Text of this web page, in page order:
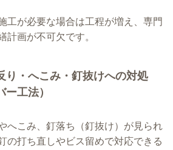
工が必要な場合は工程が増え、専門
計画が不可欠です。
り・へこみ・釘抜けへの対処
ー工法）
へこみ、釘落ち（釘抜け）が見られ
の打ち直しやビス留めで対応できる